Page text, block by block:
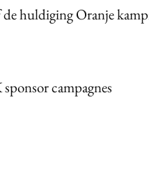
huldiging Oranje
campagnes